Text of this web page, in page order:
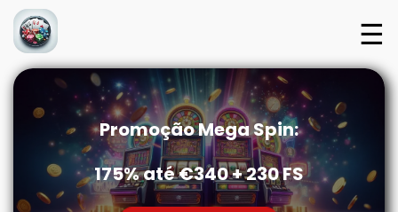
☰
Promoção Mega Spin:
175% até €340 + 230 FS